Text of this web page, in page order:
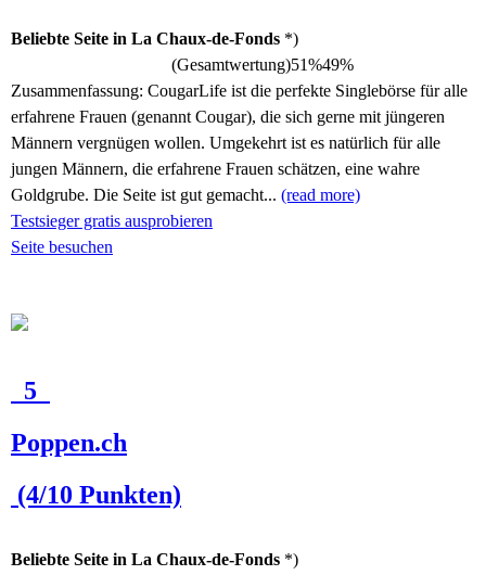
Beliebte Seite in La Chaux-de-Fonds *)
(Gesamtwertung)51%49%
Zusammenfassung: CougarLife ist die perfekte Singlebörse für alle
erfahrene Frauen (genannt Cougar), die sich gerne mit jüngeren
Männern vergnügen wollen. Umgekehrt ist es natürlich für alle
jungen Männern, die erfahrene Frauen schätzen, eine wahre
Goldgrube. Die Seite ist gut gemacht... (read more)
Testsieger gratis ausprobieren
Seite besuchen
5
Poppen.ch
(4/10 Punkten)
Beliebte Seite in La Chaux-de-Fonds *)